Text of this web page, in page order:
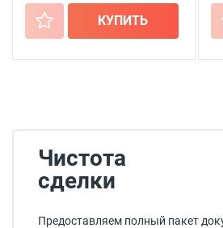
+ КУПИТЬ
Чистота
сделки
Предоставляем полный пакет